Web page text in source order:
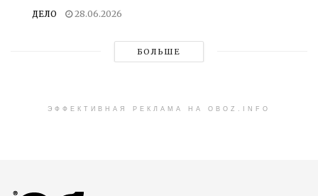
ДЕЛО 28.06.2026
БОЛЬШЕ
ЭФФЕКТИВНАЯ РЕКЛАМА НА OBOZ.INFO